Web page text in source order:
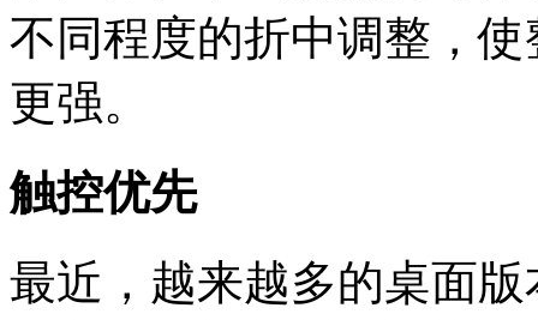
不同程度的折中调整，
更强。
触控优先
最近，越来越多的桌面